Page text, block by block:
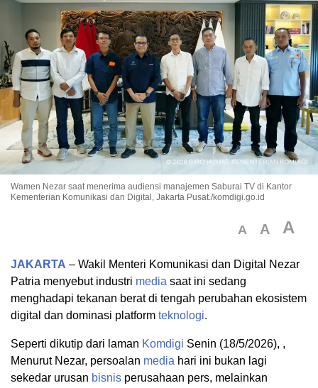
Wamen Nezar saat menerima audiensi manajemen Saburai TV di Kantor
Kementerian Komunikasi dan Digital, Jakarta Pusat./komdigi.go.id
A A A
JAKARTA – Wakil Menteri Komunikasi dan Digital Nezar
Patria menyebut industri media saat ini sedang
menghadapi tekanan berat di tengah perubahan ekosistem
digital dan dominasi platform teknologi.
Seperti dikutip dari laman Komdigi Senin (18/5/2026), ,
Menurut Nezar, persoalan media hari ini bukan lagi
sekedar urusan bisnis perusahaan pers, melainkan